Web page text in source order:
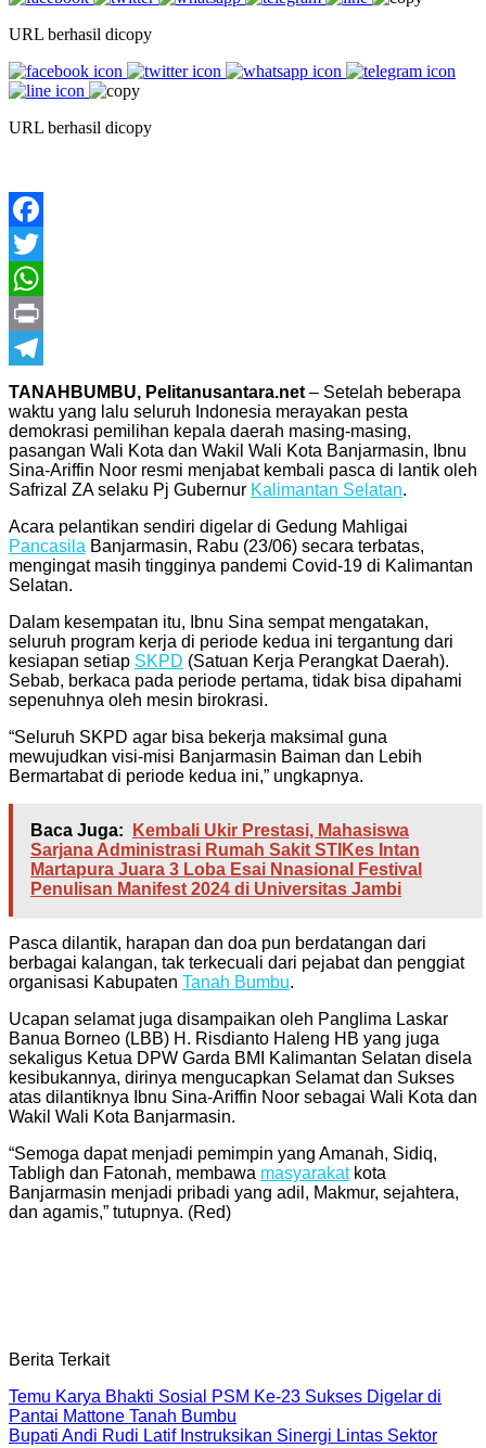
URL berhasil dicopy
URL berhasil dicopy
Facebook
Twitter
WhatsApp
Print
Telegram
TANAHBUMBU, Pelitanusantara.net – Setelah beberapa
waktu yang lalu seluruh Indonesia merayakan pesta
demokrasi pemilihan kepala daerah masing-masing,
pasangan Wali Kota dan Wakil Wali Kota Banjarmasin, Ibnu
Sina-Ariffin Noor resmi menjabat kembali pasca di lantik oleh
Safrizal ZA selaku Pj Gubernur Kalimantan Selatan.
Acara pelantikan sendiri digelar di Gedung Mahligai
Pancasila Banjarmasin, Rabu (23/06) secara terbatas,
mengingat masih tingginya pandemi Covid-19 di Kalimantan
Selatan.
Dalam kesempatan itu, Ibnu Sina sempat mengatakan,
seluruh program kerja di periode kedua ini tergantung dari
kesiapan setiap SKPD (Satuan Kerja Perangkat Daerah).
Sebab, berkaca pada periode pertama, tidak bisa dipahami
sepenuhnya oleh mesin birokrasi.
“Seluruh SKPD agar bisa bekerja maksimal guna
mewujudkan visi-misi Banjarmasin Baiman dan Lebih
Bermartabat di periode kedua ini,” ungkapnya.
Baca Juga:
Kembali Ukir Prestasi, Mahasiswa
Sarjana Administrasi Rumah Sakit STIKes Intan
Martapura Juara 3 Loba Esai Nnasional Festival
Penulisan Manifest 2024 di Universitas Jambi
Pasca dilantik, harapan dan doa pun berdatangan dari
berbagai kalangan, tak terkecuali dari pejabat dan penggiat
organisasi Kabupaten Tanah Bumbu.
Ucapan selamat juga disampaikan oleh Panglima Laskar
Banua Borneo (LBB) H. Risdianto Haleng HB yang juga
sekaligus Ketua DPW Garda BMI Kalimantan Selatan disela
kesibukannya, dirinya mengucapkan Selamat dan Sukses
atas dilantiknya Ibnu Sina-Ariffin Noor sebagai Wali Kota dan
Wakil Wali Kota Banjarmasin.
“Semoga dapat menjadi pemimpin yang Amanah, Sidiq,
Tabligh dan Fatonah, membawa masyarakatkota
Banjarmasin menjadi pribadi yang adil, Makmur, sejahtera,
dan agamis,” tutupnya. (Red)
Berita Terkait
Temu Karya Bhakti Sosial PSM Ke-23 Sukses Digelar di
Pantai Mattone Tanah Bumbu
Bupati Andi Rudi Latif Instruksikan Sinergi Lintas Sektor